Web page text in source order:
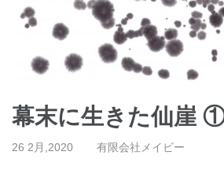
幕末に生きた仙崖
26 2月,2020 有限会社メイビー